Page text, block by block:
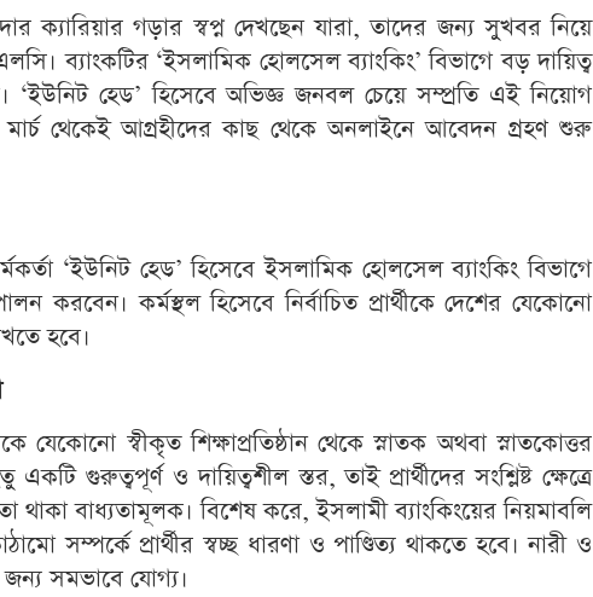
ক্যারিয়ার গড়ার স্বপ্ন দেখছেন যারা, তাদের জন্য সুখবর নিয়ে
ব্যাংকটির ‘ইসলামিক হোলসেল ব্যাংকিং’ বিভাগে বড় দায়িত্ব
‘ইউনিট হেড’ হিসেবে অভিজ্ঞ জনবল চেয়ে সম্প্রতি এই নিয়োগ
মার্চ থেকেই আগ্রহীদের কাছ থেকে অনলাইনে আবেদন গ্রহণ শুরু
‘ইউনিট হেড’ হিসেবে ইসলামিক হোলসেল ব্যাংকিং বিভাগে
করবেন। কর্মস্থল হিসেবে নির্বাচিত প্রার্থীকে দেশের যেকোনো
হবে।
যেকোনো স্বীকৃত শিক্ষাপ্রতিষ্ঠান থেকে স্নাতক অথবা স্নাতকোত্তর
গুরুত্বপূর্ণ ও দায়িত্বশীল স্তর, তাই প্রার্থীদের সংশ্লিষ্ট ক্ষেত্রে
বাধ্যতামূলক। বিশেষ করে, ইসলামী ব্যাংকিংয়ের নিয়মাবলি
সম্পর্কে প্রার্থীর স্বচ্ছ ধারণা ও পাণ্ডিত্য থাকতে হবে। নারী ও
সমভাবে যোগ্য।